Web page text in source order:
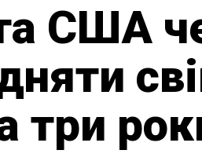
США
три